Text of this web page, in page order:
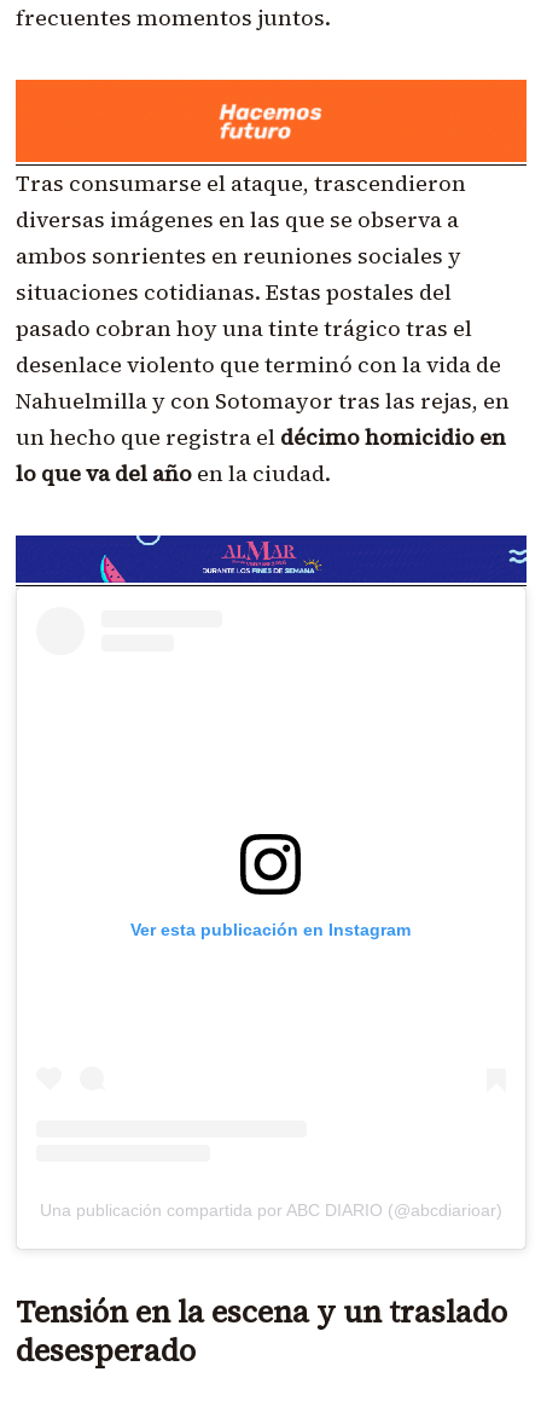
frecuentes momentos juntos.
Tras consumarse el ataque, trascendieron
diversas imágenes en las que se observa a
ambos sonrientes en reuniones sociales y
situaciones cotidianas. Estas postales del
pasado cobran hoy una tinte trágico tras el
desenlace violento que terminó con la vida de
Nahuelmilla y con Sotomayor tras las rejas, en
un hecho que registra el décimo homicidio en
lo que va del añoen la ciudad.
Ver esta publicación en Instagram
Una publicación compartida por ABC DIARIO (@abcdiarioar)
Tensión en la escena y un traslado
desesperado